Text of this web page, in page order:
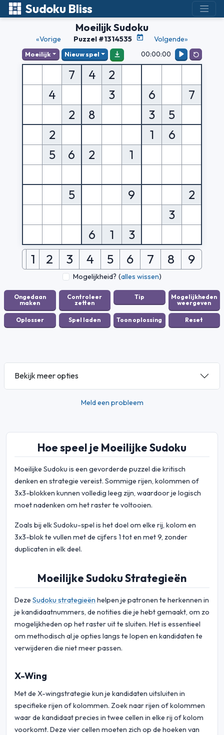
Sudoku Bliss
Moeilijk Sudoku
«Vorige Puzzel #1314535 Volgende»
Moeilijk Nieuw spel 00:00:00
7 4
2
4
3 6
7
2
8 3
5
2
1
6
5
6 2 1
5 9
2
3
6
1 3
1 2 3 4 5 6 7 8 9
Mogelijkheid? (alles wissen)
Bekijk meer opties
Meld een probleem
Hoe speel je Moeilijke Sudoku
Moeilijke Sudoku is een gevorderde puzzel die kritisch
denken en strategie vereist. Sommige rijen, kolommen of
3x3-blokken kunnen volledig leeg zijn, waardoor je logisch
moet nadenken om het raster te voltooien.
Zoals bij elk Sudoku-spel is het doel om elke rij, kolom en
3x3-blok te vullen met de cijfers 1 tot en met 9, zonder
duplicaten in elk deel.
Moeilijke Sudoku Strategieën
Deze Sudoku strategieën helpen je patronen te herkennen in
je kandidaatnummers, de notities die je hebt gemaakt, om zo
mogelijkheden op het raster uit te sluiten. Het is essentieel
om methodisch al je opties langs te lopen en kandidaten te
verwijderen die niet meer passen.
X-Wing
Met de X-wingstrategie kun je kandidaten uitsluiten in
specifieke rijen of kolommen. Zoek naar rijen of kolommen
waar de kandidaat precies in twee cellen in elke rij of kolom
voorkomt. Deze vier cellen moeten zich op de hoeken van